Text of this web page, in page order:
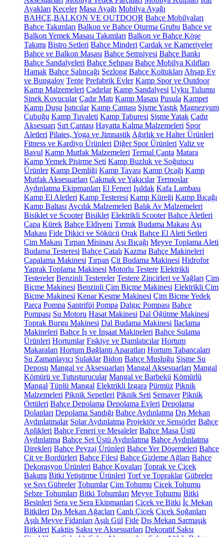
Ayakları Keçeler Masa Ayağı Mobilya Ayağı
BAHÇE,BALKON VE OUTDOOR Bahçe Mobilyaları
Bahçe Takımları Balkon ve Bahçe Oturma Grubu Bahçe ve
Balkon Yemek Masası Takımları Balkon ve Bahçe Köşe
Takımı Bistro Setleri Bahçe Minderi Çardak ve Kameriyeler
Bahçe ve Balkon Masası Bahçe Şemsiyesi Bahçe Bankı
Bahçe Sandalyeleri Bahçe Sehpası Bahçe Mobilya Kılıfları
Hamak Bahçe Salıncağı Şezlong Bahçe Koltukları Ahşap Ev
ve Bungalov Tente Prefabrik Evler Kamp Spor ve Outdoor
Kamp Malzemeleri Çadırlar Kamp Sandalyesi Uyku Tulumu
Sinek Kovucular Çadır Matı Kamp Masası Pusula Kampet
Kamp Duşu Isıtıcılar Kamp Çantası Şişme Yastık Magnezyum
Çubuğu Kamp Tuvaleti Kamp Taburesi Şişme Yatak Çadır
Aksesuarı Sırt Çantası Hayatta Kalma Malzemeleri Spor
Aletleri Pilates, Yoga ve Jimnastik Ağırlık ve Halter Ürünleri
Fitness ve Kardiyo Ürünleri Diğer Spor Ürünleri Valiz ve
Bavul Kamp Mutfak Malzemeleri Termal Çanta Matara
Kamp Yemek Pişirme Seti Kamp Buzluk ve Soğutucu
Ürünler Kamp Demliği Kamp Tavası Kamp Ocağı Kamp
Mutfak Aksesuarları Çakmak ve Yakıcılar Termoslar
Aydınlatma Ekipmanları El Feneri Işıldak Kafa Lambası
Kamp El Aletleri Kamp Testeresi Kamp Küreği Kamp Bıçağı
Kamp Baltası Avcılık Malzemeleri Balık Av Malzemeleri
Bisiklet ve Scooter Bisiklet Elektrikli Scooter Bahçe Aletleri
Çapa Kürek Bahçe Eldiveni Tırmık Budama Makası Aşı
Makası Fide Dikici ve Sökücü Orak Bahçe El Aleti Setleri
Çim Makası Tırpan Misinası Aşı Bıçağı Meyve Toplama Aleti
Budama Testeresi Bahçe Çatalı Kazma Bahçe Makineleri
Çapalama Makinesi Tırpan Çit Budama Makinesi Hidrofor
Yaprak Toplama Makinesi Motorlu Testere Elektrikli
Testereler Benzinli Testereler Testere Zincirleri ve Yağları Çim
Biçme Makinesi Benzinli Çim Biçme Makinesi Elektrikli Çim
Biçme Makinesi Kenar Kesme Makinesi Çim Biçme Yedek
Parça Pompa Santrifüj Pompa Dalgıç Pompası Bahçe
Pompası Su Motoru Hasat Makinesi Dal Öğütme Makinesi
Toprak Burgu Makinesi Dal Budama Makinesi İlaçlama
Makineleri Bahçe İş ve İnşaat Makineleri Bahçe Sulama
Ürünleri Hortumlar Fıskiye ve Damlatıcılar Hortum
Makaraları Hortum Bağlantı Aparatları Hortum Tabancaları
Su Zamanlayıcı Sulaklar Bidon Bahçe Musluğu Şişme Su
Deposu Mangal ve Aksesuarları Mangal Aksesuarları Mangal
Kömürü ve Tutuşturucular Mangal ve Barbekü Kömürlü
Mangal Tüplü Mangal Elektrikli Izgara Pürmüz Piknik
Malzemeleri Piknik Sepetleri Piknik Seti Semaver Piknik
Örtüleri Bahçe Depolama Depolama Evleri Depolama
Dolapları Depolama Sandığı Bahçe Aydınlatma Dış Mekan
Aydınlatmalar Solar Aydınlatma Projektör ve Sensörler Bahçe
Aplikleri Bahçe Feneri ve Meşaleler Bahçe Masa Üstü
Aydınlatma Bahçe Set Üstü Aydınlatma Bahçe Aydınlatma
Direkleri Bahçe Peyzaj Ürünleri Bahçe Yer Döşemeleri Bahçe
Çit ve Bordürleri Bahçe Filesi Bahçe Gizleme Ağları Bahçe
Dekorasyon Ürünleri Bahçe Kovaları Toprak ve Çiçek
Bakımı Bitki Yetiştirme Ürünleri Torf ve Topraklar Gübreler
ve Sıvı Gübreler Tohumlar Çim Tohumu Çiçek Tohumu
Sebze Tohumları Bitki Tohumları Meyve Tohumu Bitki
Besinleri Sera ve Sera Ekipmanları Çiçek ve Bitki İç Mekan
Bitkileri Dış Mekan Ağaçları Canlı Çiçek Çiçek Soğanları
Aşılı Meyve Fidanları Aşılı Gül Fide Dış Mekan Sarmaşık
Bitkileri Kaktüs Saksı ve Aksesuarları Dekoratif Saksı